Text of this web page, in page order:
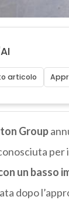
articolo
Group
per
un basso
dopo